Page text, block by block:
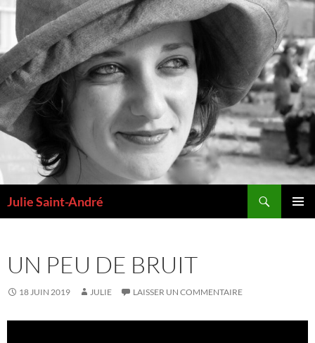
Aller
contenu
Julie Saint-André
UN PEU DE BRUIT
18 JUIN 2019 JULIE LAISSER UN COMMENTAIRE